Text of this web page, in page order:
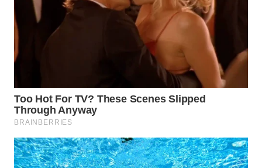
WAHANA
ADVOKAT
WAHANA
KONSUMEN
WAHANA
LISTRIK